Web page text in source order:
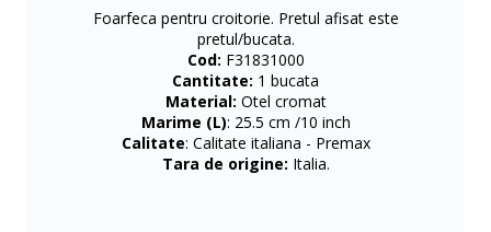
Foarfeca pentru croitorie. Pretul afisat este
pretul/bucata.
Cod: F31831000
Cantitate: 1 bucata
Material: Otel cromat
Marime (L): 25.5 cm /10 inch
Calitate: Calitate italiana - Premax
Tara de origine: Italia.